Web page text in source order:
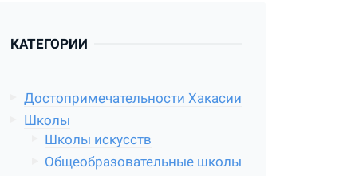
КАТЕГОРИИ
Достопримечательности Хакасии
Школы
Школы искусств
Общеобразовательные школы